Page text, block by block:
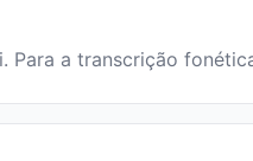
Para a transcrição